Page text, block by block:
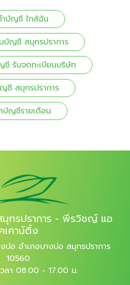
ำบัญชี ใกล้ฉัน
บัญชี สมุทรปราการ
รับจดทะเบียนบริษัท
ชี สมุทรปราการ
บัญชีรายเดือน
ทรปราการ - พีรวิชญ์ แอ
เคาน์ติ้ง
อ อำเภอบางบ่อ สมุทรปราการ
10560
ลา 08.00 - 17.00 น.